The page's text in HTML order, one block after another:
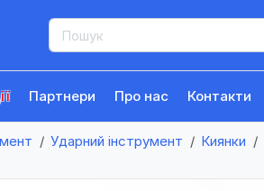
Партнери Про нас Контакти
Ударний інструмент Киянки